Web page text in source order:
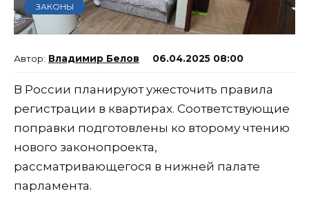
ЗАКОНЫ
Владимир Белов 06.04.2025 08:00
В России планируют ужесточить правила
регистрации в квартирах. Соответствующие
поправки подготовлены ко второму чтению
нового законопроекта,
рассматривающегося в нижней палате
парламента.